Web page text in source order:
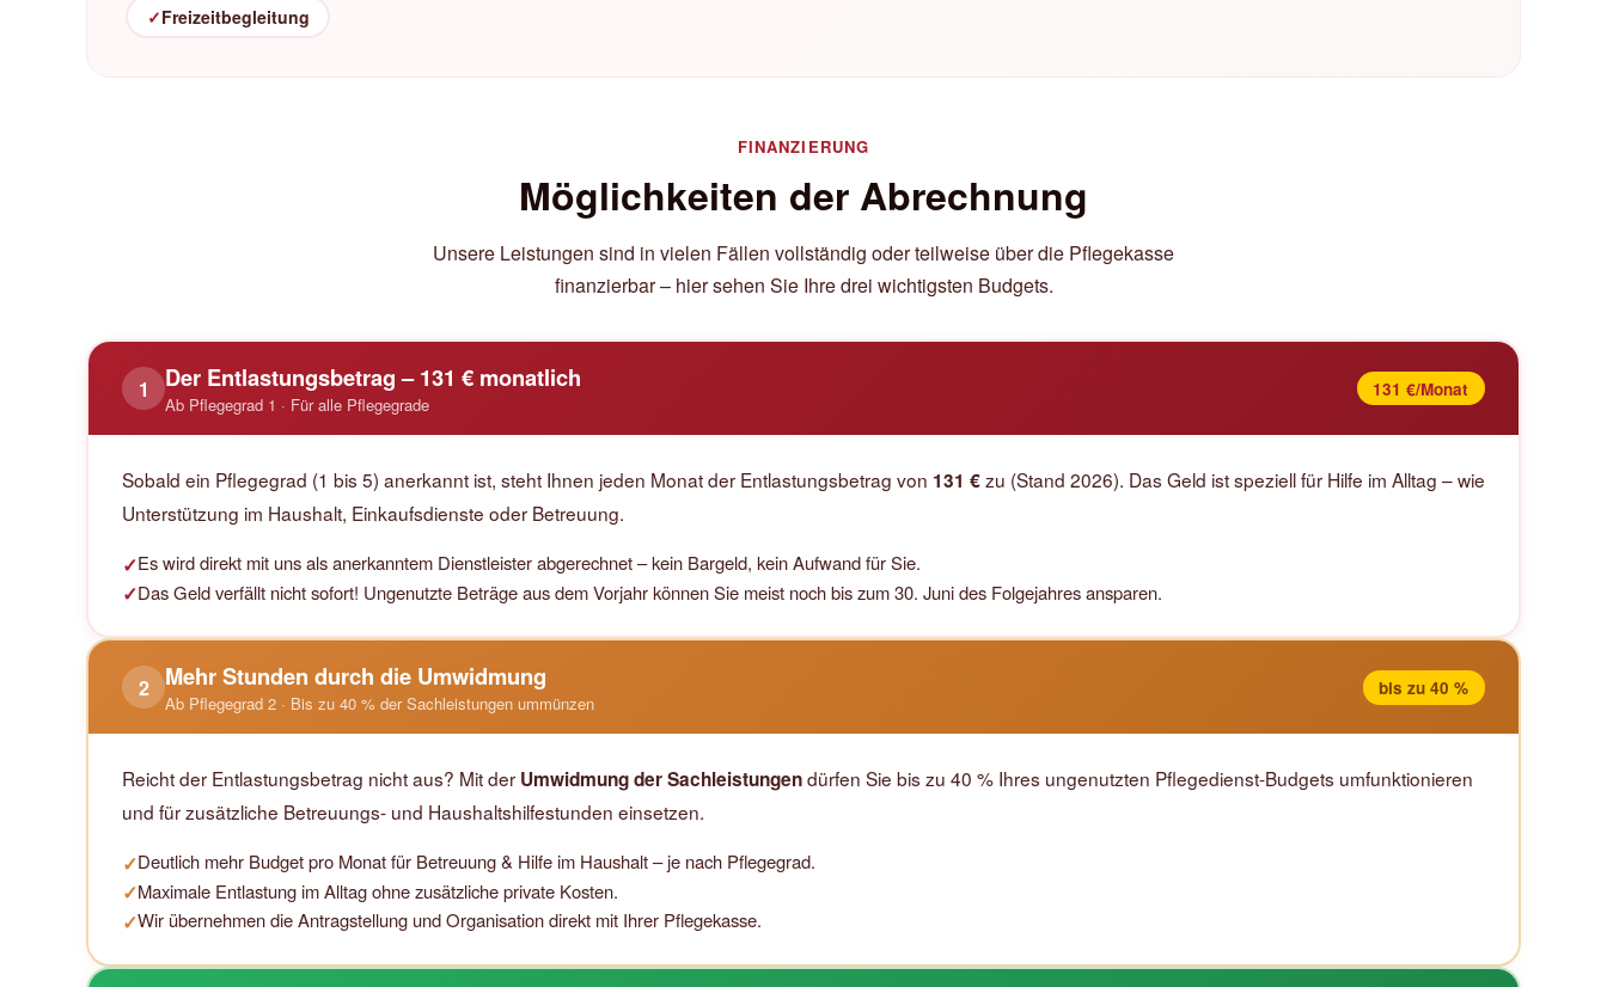
✓Freizeitbegleitung
FINANZIERUNG
Möglichkeiten der Abrechnung
Unsere Leistungen sind in vielen Fällen vollständig oder teilweise über die Pflegekasse
finanzierbar – hier sehen Sie Ihre drei wichtigsten Budgets.
1 Der Entlastungsbetrag – 131 € monatlich
Ab Pflegegrad 1 · Für alle Pflegegrade
131 €/Monat
Sobald ein Pflegegrad (1 bis 5) anerkannt ist, steht Ihnen jeden Monat der Entlastungsbetrag von 131 €zu (Stand 2026). Das Geld ist speziell für Hilfe im Alltag – wie
Unterstützung im Haushalt, Einkaufsdienste oder Betreuung.
✓Es wird direkt mit uns als anerkanntem Dienstleister abgerechnet – kein Bargeld, kein Aufwand für Sie.
✓Das Geld verfällt nicht sofort! Ungenutzte Beträge aus dem Vorjahr können Sie meist noch bis zum 30. Juni des Folgejahres ansparen.
2 Mehr Stunden durch die Umwidmung
Ab Pflegegrad 2 · Bis zu 40 % der Sachleistungen ummünzen
bis zu 40 %
Reicht der Entlastungsbetrag nicht aus? Mit der Umwidmung der Sachleistungendürfen Sie bis zu 40 % Ihres ungenutzten Pflegedienst-Budgets umfunktionieren
und für zusätzliche Betreuungs- und Haushaltshilfestunden einsetzen.
✓Deutlich mehr Budget pro Monat für Betreuung & Hilfe im Haushalt – je nach Pflegegrad.
✓Maximale Entlastung im Alltag ohne zusätzliche private Kosten.
✓Wir übernehmen die Antragstellung und Organisation direkt mit Ihrer Pflegekasse.